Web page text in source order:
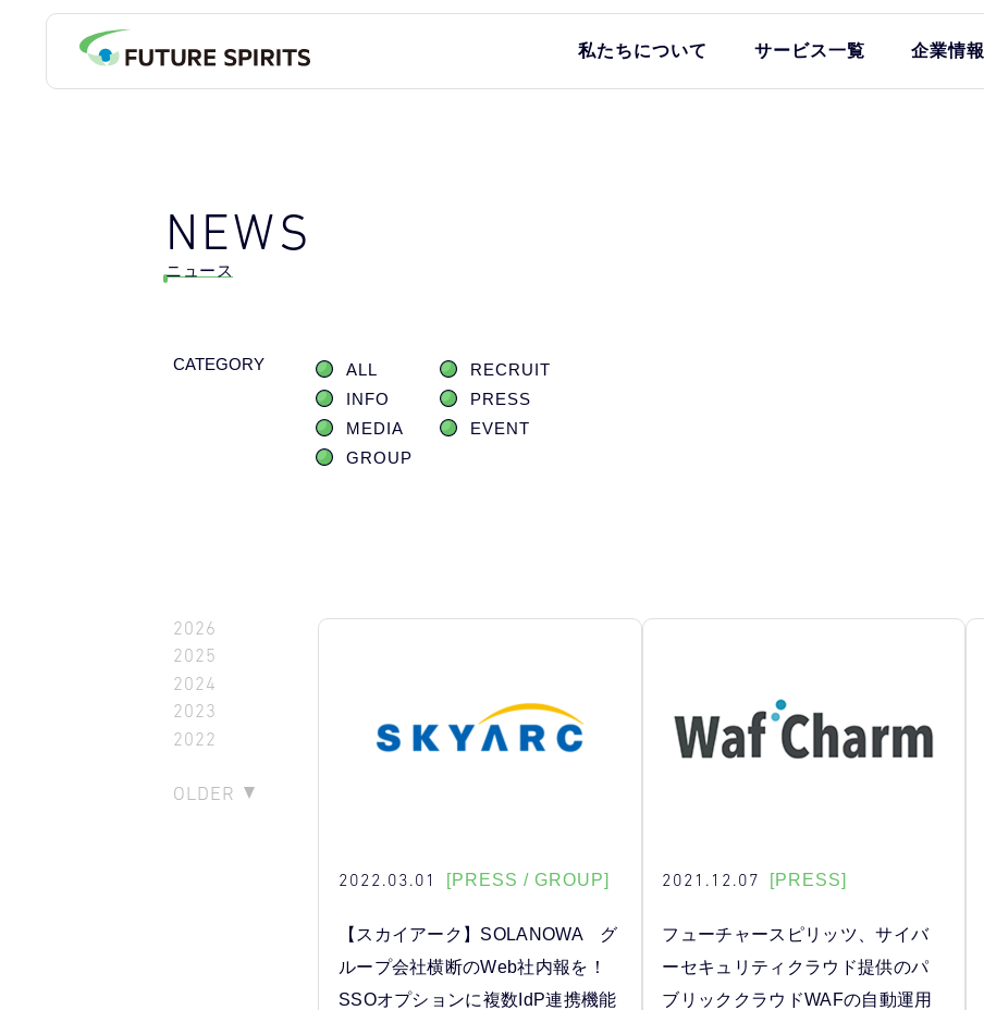
私たちについて サービス一覧 企業情報
NEWS
ニュース
CATEGORY ALL
RECRUIT
INFO
PRESS
MEDIA
EVENT
GROUP
2026
2025
2024
2023
2022
OLDER
2022.03.01 [PRESS / GROUP]
【スカイアーク】SOLANOWA グ
ループ会社横断のWeb社内報を！
SSOオプションに複数IdP連携機能
2021.12.07 [PRESS]
フューチャースピリッツ、サイバ
ーセキュリティクラウド提供のパ
ブリッククラウドWAFの自動運用